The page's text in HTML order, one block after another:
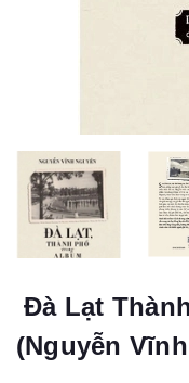
Đà Lạt
(Nguyễn